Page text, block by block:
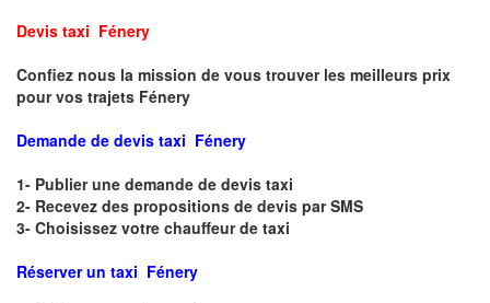
Devis taxi Fénery
Confiez nous la mission de vous trouver les meilleurs prix
pour vos trajets Fénery
Demande de devis taxi Fénery
1- Publier une demande de devis taxi
2- Recevez des propositions de devis par SMS
3- Choisissez votre chauffeur de taxi
Réserver un taxi Fénery